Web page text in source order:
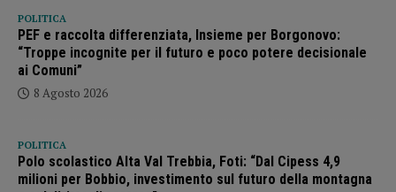
POLITICA
PEF e raccolta differenziata, Insieme per Borgonovo:
“Troppe incognite per il futuro e poco potere decisionale
ai Comuni”
8 Agosto 2026
POLITICA
Polo scolastico Alta Val Trebbia, Foti: “Dal Cipess 4,9
milioni per Bobbio, investimento sul futuro della montagna